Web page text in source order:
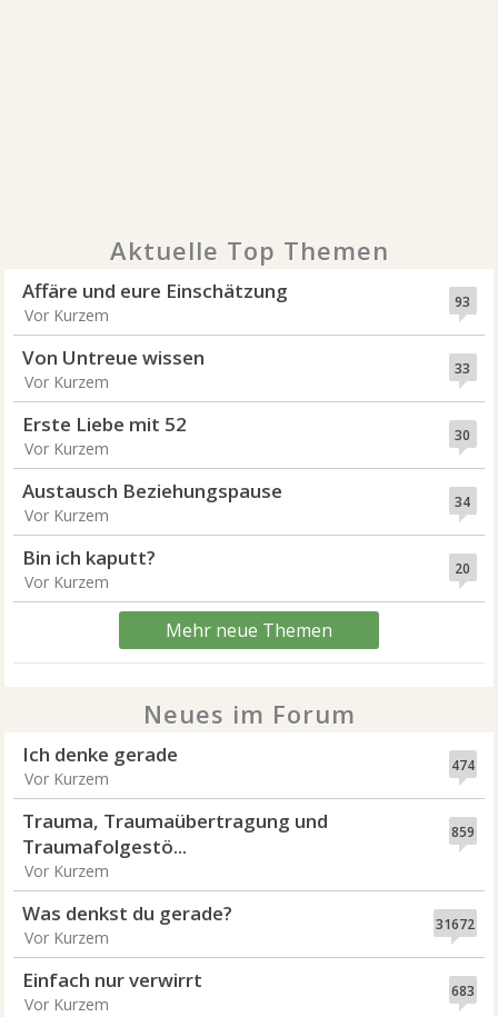
Aktuelle Top Themen
93
Affäre und eure Einschätzung
Vor Kurzem
33
Von Untreue wissen
Vor Kurzem
30
Erste Liebe mit 52
Vor Kurzem
34
Austausch Beziehungspause
Vor Kurzem
20
Bin ich kaputt?
Vor Kurzem
Mehr neue Themen
Neues im Forum
474
Ich denke gerade
Vor Kurzem
859
Trauma, Traumaübertragung und
Traumafolgestö...
Vor Kurzem
31672
Was denkst du gerade?
Vor Kurzem
683
Einfach nur verwirrt
Vor Kurzem